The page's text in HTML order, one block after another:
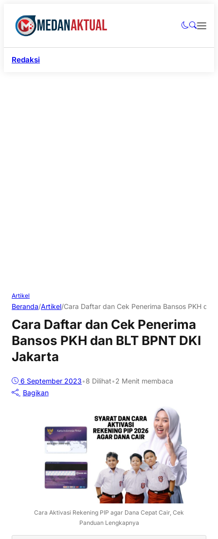
Redaksi
Artikel
Beranda/Artikel/Cara Daftar dan Cek Penerima Bansos PKH
Cara Daftar dan Cek Penerima
Bansos PKH dan BLT BPNT DKI
Jakarta
6 September 2023•8 Dilihat•2 Menit membaca
Bagikan
Cara Aktivasi Rekening PIP agar Dana Cepat Cair, Cek
Panduan Lengkapnya